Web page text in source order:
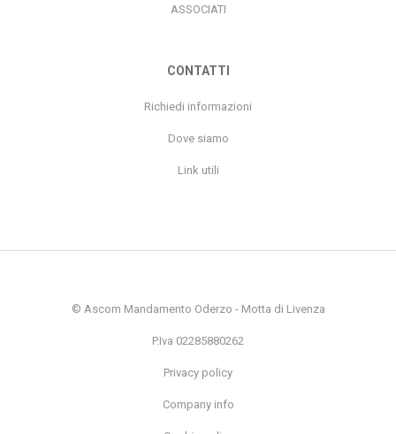
ASSOCIATI
CONTATTI
Richiedi informazioni
Dove siamo
Link utili
© Ascom Mandamento Oderzo - Motta di Livenza
P.Iva 02285880262
Privacy policy
Company info